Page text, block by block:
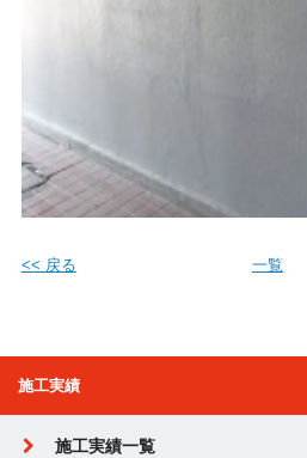
<< 戻る 一覧
施工実績
施工実績一覧